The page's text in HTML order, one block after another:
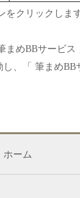
をクリックします
まめBBサービ
し、「 筆まめ
ホーム